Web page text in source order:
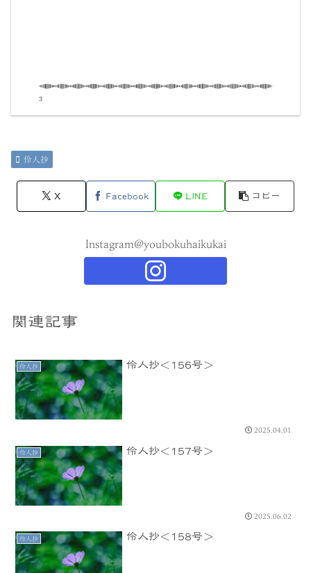
伶人抄
X Facebook LINE コピー
Instagram@youbokuhaikukai
関連記事
伶人抄 伶人抄＜156号＞
2025.04.01
伶人抄 伶人抄＜157号＞
2025.06.02
伶人抄 伶人抄＜158号＞